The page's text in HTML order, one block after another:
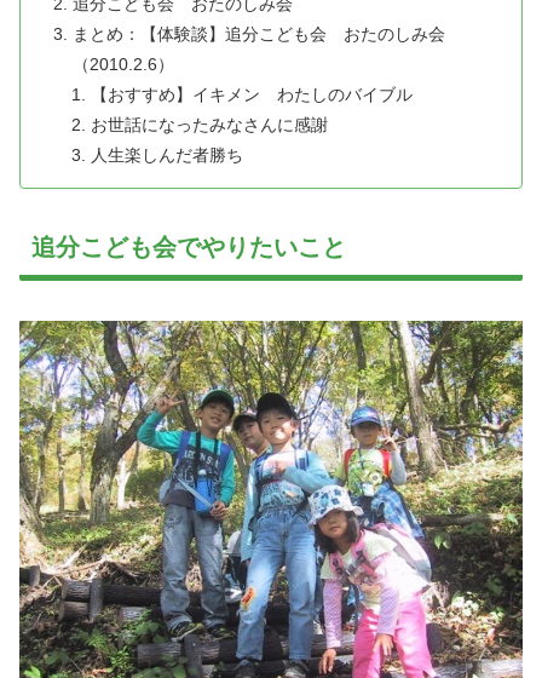
まとめ：【体験談】追分こども会 おたのしみ会
（2010.2.6）
【おすすめ】イキメン わたしのバイブル
お世話になったみなさんに感謝
人生楽しんだ者勝ち
追分こども会でやりたいこと